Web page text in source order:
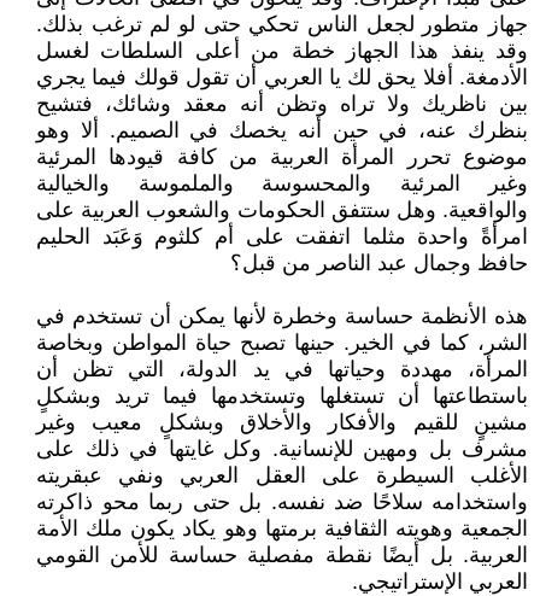
جهاز متطور لجعل الناس تحكي حتى لو لم ترغب بذلك.
وقد ينفذ هذا الجهاز خطة من أعلى السلطات لغسل
الأدمغة. أفلا يحق لك يا العربي أن تقول قولك فيما يجري
بين ناظريك ولا تراه وتظن أنه معقد وشائك، فتشيح
بنظرك عنه، في حين أنه يخصك في الصميم. ألا وهو
موضوع تحرر المرأة العربية من كافة قيودها المرئية
وغير المرئية والمحسوسة والملموسة والخيالية
والواقعية. وهل ستتفق الحكومات والشعوب العربية على
امرأةً واحدة مثلما اتفقت على أم كلثوم وَعَبَد الحليم
حافظ وجمال عبد الناصر من قبل؟
هذه الأنظمة حساسة وخطرة لأنها يمكن أن تستخدم في
الشر، كما في الخير. حينها تصبح حياة المواطن وبخاصة
المرأة، مهددة وحياتها في يد الدولة، التي تظن أن
باستطاعتها أن تستغلها وتستخدمها فيما تريد وبشكلٍ
مشينٍ للقيم والأفكار والأخلاق وبشكلٍ معيب وغير
مشرف بل ومهين للإنسانية. وكل غايتها في ذلك على
الأغلب السيطرة على العقل العربي ونفي عبقريته
واستخدامه سلاحًا ضد نفسه. بل حتى ربما محو ذاكرته
الجمعية وهويته الثقافية برمتها وهو يكاد يكون ملك الأمة
العربية. بل أيضًا نقطة مفصلية حساسة للأمن القومي
العربي الإستراتيجي.